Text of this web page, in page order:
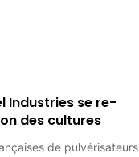
Industries se re-
des cultures
de pulvérisateurs